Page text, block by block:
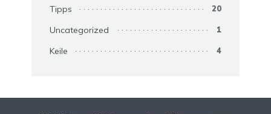
Tipps 20
Uncategorized 1
Keile 4